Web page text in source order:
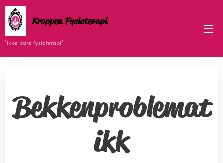
Kroppen Fysioterapi
"ikke bare fysioterapi"
Bekkenproblemat
ikk